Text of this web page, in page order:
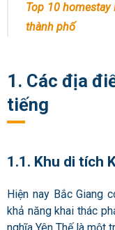
Top 10
thành phố
1. Các địa
tiếng
1.1. Khu di tích
Hiện nay Bắc Giang
khả năng khai thác